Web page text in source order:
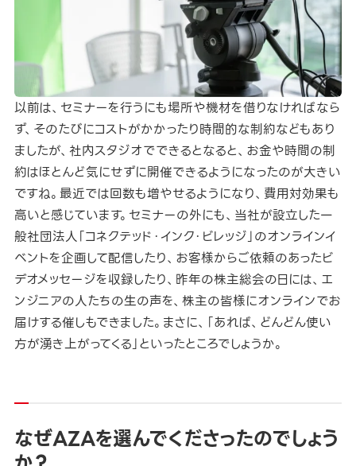
以前は、セミナーを行うにも場所や機材を借りなければなら
ず、そのたびにコストがかかったり時間的な制約などもあり
ましたが、社内スタジオでできるとなると、お金や時間の制
約はほとんど気にせずに開催できるようになったのが大きい
ですね。最近では回数も増やせるようになり、費用対効果も
高いと感じています。セミナーの外にも、当社が設立した一
般社団法人「コネクテッド・インク・ビレッジ」のオンラインイ
ベントを企画して配信したり、お客様からご依頼のあったビ
デオメッセージを収録したり、昨年の株主総会の日には、エ
ンジニアの人たちの生の声を、株主の皆様にオンラインでお
届けする催しもできました。まさに、「あれば、どんどん使い
方が湧き上がってくる」といったところでしょうか。
なぜAZAを選んでくださったのでしょう